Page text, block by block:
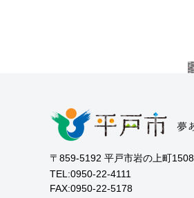
〒859-5192 平戸市岩の上町
TEL:0950-22-4111
FAX:0950-22-5178